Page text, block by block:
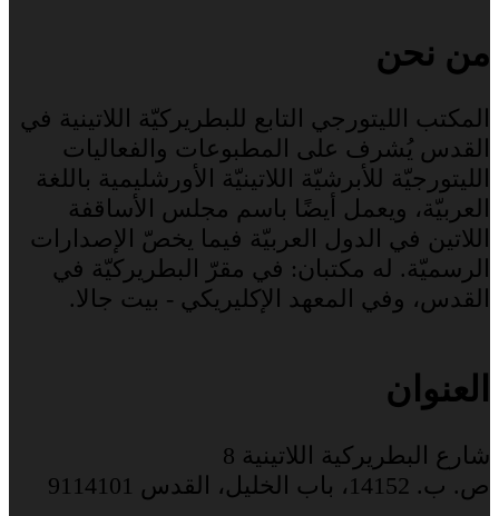
من نحن
المكتب الليتورجي التابع للبطريركيّة اللاتينية في
القدس يُشرف على المطبوعات والفعاليات
الليتورجيّة للأبرشيّة اللاتينيّة الأورشليمية باللغة
العربيّة، ويعمل أيضًا باسم مجلس الأساقفة
اللاتين في الدول العربيّة فيما يخصّ الإصدارات
الرسميّة. له مكتبان: في مقرّ البطريركيّة في
القدس، وفي المعهد الإكليريكي - بيت جالا.
العنوان
شارع البطريركية اللاتينية 8
ص. ب. 14152، باب الخليل، القدس 9114101